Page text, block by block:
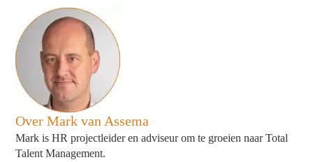
Over Mark van Assema
Mark is HR projectleider en adviseur om te groeien naar Total
Talent Management.